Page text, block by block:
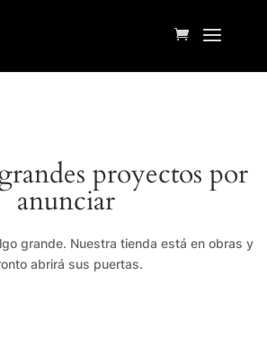
proyectos por
anunciar
grande. Nuestra tienda está en obras y
abrirá sus puertas.